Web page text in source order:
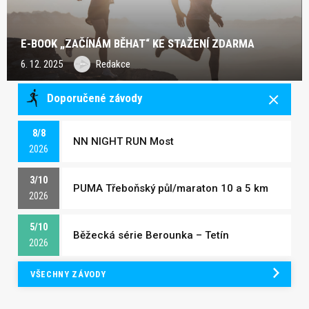
E-BOOK „ZAČÍNÁM BĚHAT“ KE STAŽENÍ ZDARMA
6. 12. 2025 Redakce
Doporučené závody
8/8
2026
NN NIGHT RUN Most
3/10
2026
PUMA Třeboňský půl/maraton 10 a 5 km
5/10
2026
Běžecká série Berounka – Tetín
VŠECHNY ZÁVODY